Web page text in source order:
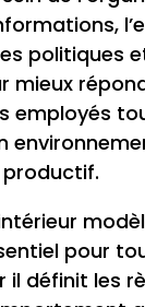
politiques
mieux
employés
pour
il définit les